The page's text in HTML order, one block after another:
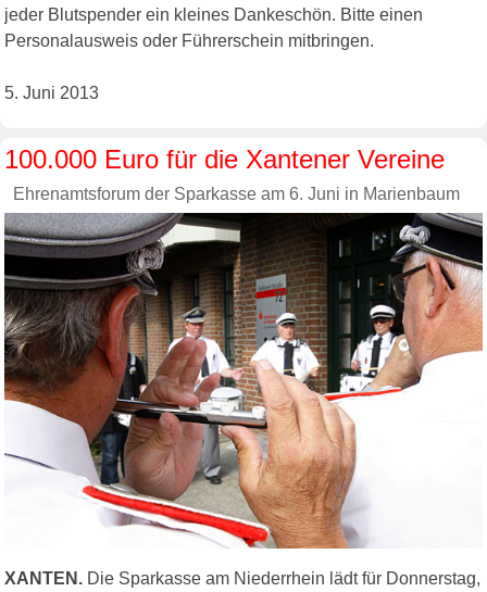
jeder Blutspender ein kleines Dankeschön. Bitte einen
Personalausweis oder Führerschein mitbringen.
5. Juni 2013
100.000 Euro für die Xantener Vereine
Ehrenamtsforum der Sparkasse am 6. Juni in Marienbaum
XANTEN. Die Sparkasse am Niederrhein lädt für Donnerstag,